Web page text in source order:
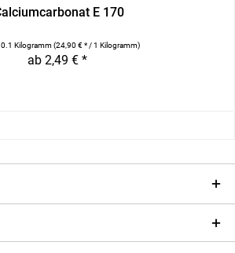
E 170
0.1 Kilogramm(24,90 € * / 1 Kilogramm)
ab 2,49 € *